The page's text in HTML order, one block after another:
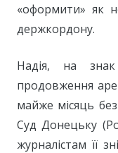
«оформити» як
держкордону.
Надія, на
продовження
майже місяць
Суд Донецьку
журналістам її